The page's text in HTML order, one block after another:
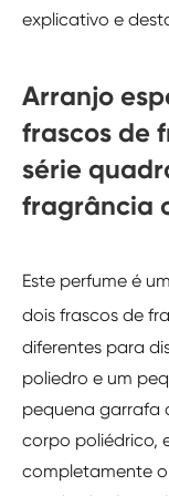
explicativo e
Arranjo
frascos de
série
fragrância
Este perfume é
dois frascos de
diferentes para
poliedro e um
pequena garrafa
corpo poliédrico,
completamente